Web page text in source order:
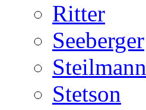
Ritter
Seeberger
Steilmann
Stetson